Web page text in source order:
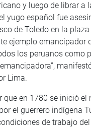
y luego de librar a
yugo español fue
de Toledo en la
ejemplo emancipador
los peruanos como
Lima.
que en 1780 se inició
el guerrero indígena
de trabajo